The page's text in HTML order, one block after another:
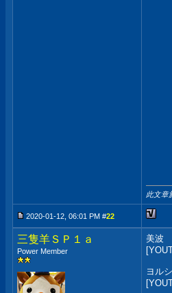
此文章
2020-01-12, 06:01 PM #22
三隻羊ＳＰ１ａ
Power Member
美波
ヨル